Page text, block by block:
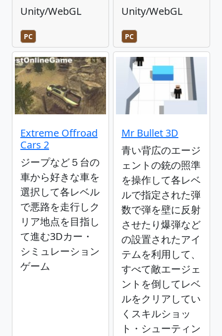
Unity/WebGL
PC
Unity/WebGL
PC
Extreme Offroad
Cars 2
ジープなど５台の
車から好きな車を
選択して各レベル
で悪路を走行しク
リア地点を目指し
て進む3Dカー・
シミュレーション
ゲーム
Mr Bullet 3D
青い背広のエージ
ェントの銃の照準
を操作して各レベ
ルで指定された弾
数で弾を壁に反射
させたり爆弾など
の設置されたアイ
テムを利用して、
すべて敵エージェ
ントを倒してレベ
ルをクリアしてい
くスキルショッ
ト・シューティン